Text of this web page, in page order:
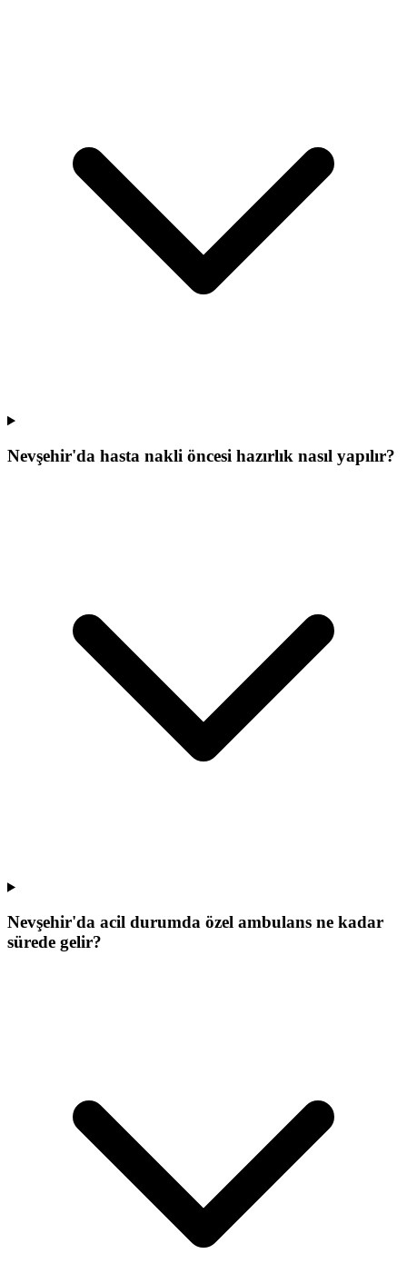
Nevşehir'da hasta nakli öncesi hazırlık nasıl yapılır?
Nevşehir'da acil durumda özel ambulans ne kadar
sürede gelir?